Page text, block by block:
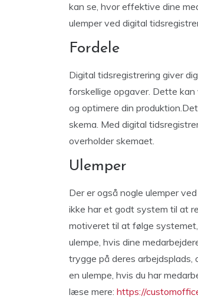
kan se, hvor effektive dine
ulemper ved digital
Fordele
Digital tidsregistrering giver
forskellige opgaver. Dette
og optimere din
skema. Med digital
overholder skemaet.
Ulemper
Der er også nogle ulemper
ikke har et godt system til at
motiveret til at følge
ulempe, hvis dine
trygge på deres
en ulempe, hvis du har
læse mere: https://